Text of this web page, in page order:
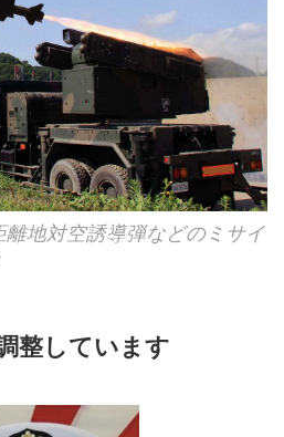
地対空誘導弾などのミサイ
整しています